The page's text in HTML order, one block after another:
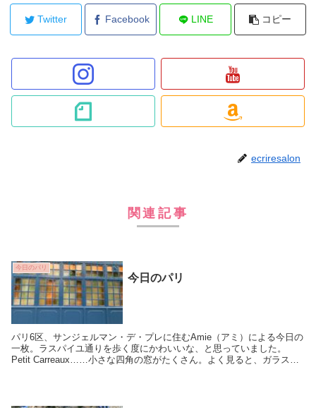
Twitter Facebook LINE コピー
ecriresalon
関連記事
今日のパリ
今日のパリ
パリ6区、サンジェルマン・デ・プレに住むAmie（アミ）による今日の
一枚。ラスパイユ通りを歩く度にかわいいな、と思っていました。
Petit Carreaux……小さな四角の窓がたくさん。よく見ると、ガラスが